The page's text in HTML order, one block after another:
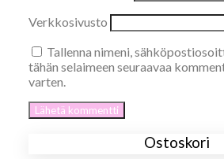
Verkkosivusto
Tallenna nimeni,
tähän selaimeen seuraavaa
varten.
Ostoskori